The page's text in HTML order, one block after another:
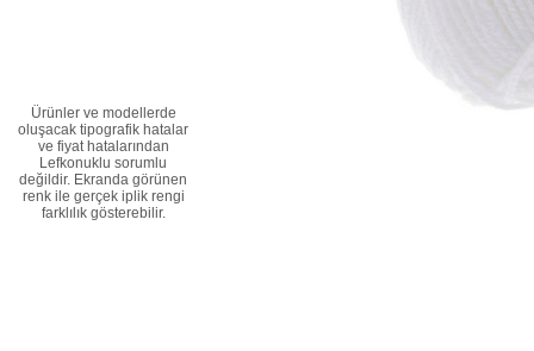
Ürünler ve modellerde
oluşacak tipografik hatalar
ve fiyat hatalarından
Lefkonuklu sorumlu
değildir. Ekranda görünen
renk ile gerçek iplik rengi
farklılık gösterebilir.